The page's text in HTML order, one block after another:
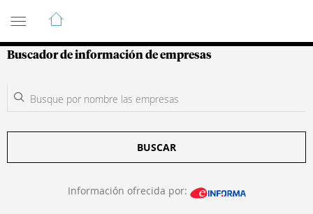
Guía de Empresas Colombianas
Buscador de información de empresas
BUSCAR
Información ofrecida por: